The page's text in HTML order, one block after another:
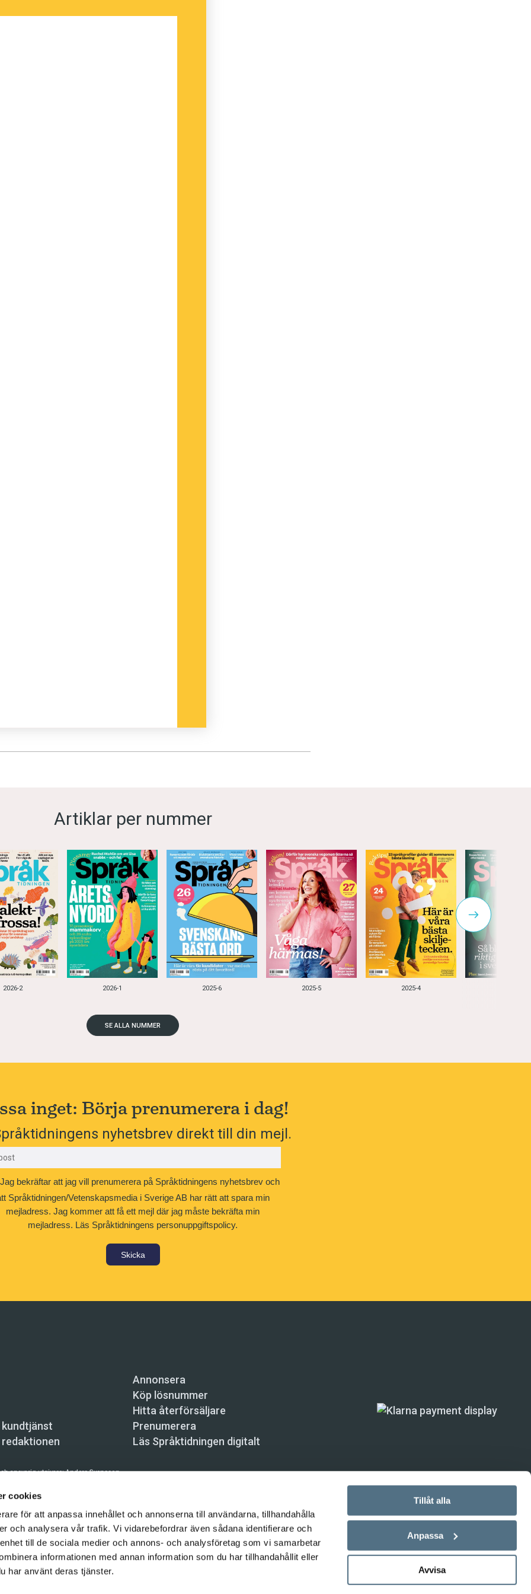
cookies
för att anpassa innehållet och annonserna till användarna, tillhandahålla
och analysera vår trafik. Vi vidarebefordrar även sådana identifierare och
till de sociala medier och annons- och analysföretag som vi samarbetar
informationen med annan information som du har tillhandahållit eller
har använt deras tjänster.
Tillåt alla
Anpassa
Avvisa
Artiklar per nummer
2026-2 2026-1 2025-6 2025-5 2025-4
SE ALLA NUMMER
inget: Börja prenumerera i dag!
nyhetsbrev direkt till din mejl.
Jag bekräftar att jag vill prenumerera på Språktidningens nyhetsbrev och
Språktidningen/Vetenskapsmedia i Sverige AB har rätt att spara min
mejladress. Jag kommer att få ett mejl där jag måste bekräfta min
mejladress. Läs Språktidningens personuppgiftspolicy.
Skicka
Annonsera
Köp lösnummer
Hitta återförsäljare
Prenumerera
Läs Språktidningen digitalt
ansvarig utgivare:Anders Svensson
Skeppsbron 34, 111 30 Stockholm,
prenumeration: 08-121 062 34 (vardagar 8–17),kundtjanst@spraktidningen.se
automatiska tjänster och maskinläsbara metoder (robotar, spiders, indexering och liknande) är inte
på denna webbplats är upphovsrättsligt skyddat.